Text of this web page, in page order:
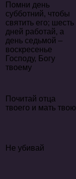
Помни день
субботний, чтобы
святить его; шесть
дней работай, а
день седьмой –
воскресенье
Господу, Богу
твоему
Почитай отца
твоего и мать твою
Не убивай